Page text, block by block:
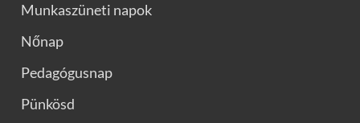
Munkaszüneti napok
Nőnap
Pedagógusnap
Pünkösd